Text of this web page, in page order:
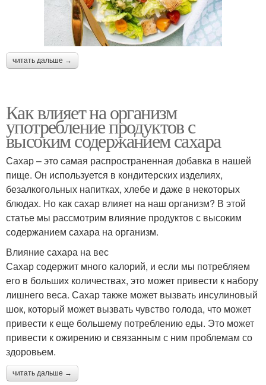
читать дальше →
Как влияет на организм
употребление продуктов с
высоким содержанием сахара
Сахар – это самая распространенная добавка в нашей
пище. Он используется в кондитерских изделиях,
безалкогольных напитках, хлебе и даже в некоторых
блюдах. Но как сахар влияет на наш организм? В этой
статье мы рассмотрим влияние продуктов с высоким
содержанием сахара на организм.
Влияние сахара на вес
Сахар содержит много калорий, и если мы потребляем
его в больших количествах, это может привести к набору
лишнего веса. Сахар также может вызвать инсулиновый
шок, который может вызвать чувство голода, что может
привести к еще большему потреблению еды. Это может
привести к ожирению и связанным с ним проблемам со
здоровьем.
читать дальше →